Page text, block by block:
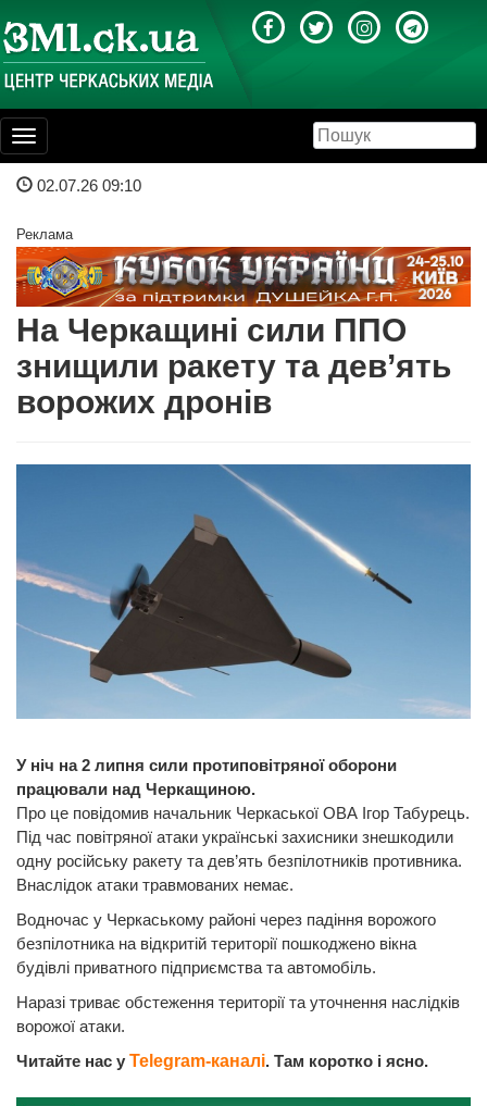
Toggle
navigation
02.07.26 09:10
Реклама
На Черкащині сили ППО
знищили ракету та дев’ять
ворожих дронів
У ніч на 2 липня сили протиповітряної оборони
працювали над Черкащиною.
Про це повідомив начальник Черкаської ОВА Ігор Табурець.
Під час повітряної атаки українські захисники знешкодили
одну російську ракету та дев’ять безпілотників противника.
Внаслідок атаки травмованих немає.
Водночас у Черкаському районі через падіння ворожого
безпілотника на відкритій території пошкоджено вікна
будівлі приватного підприємства та автомобіль.
Наразі триває обстеження території та уточнення наслідків
ворожої атаки.
Читайте нас у Telegram-каналі. Там коротко і ясно.